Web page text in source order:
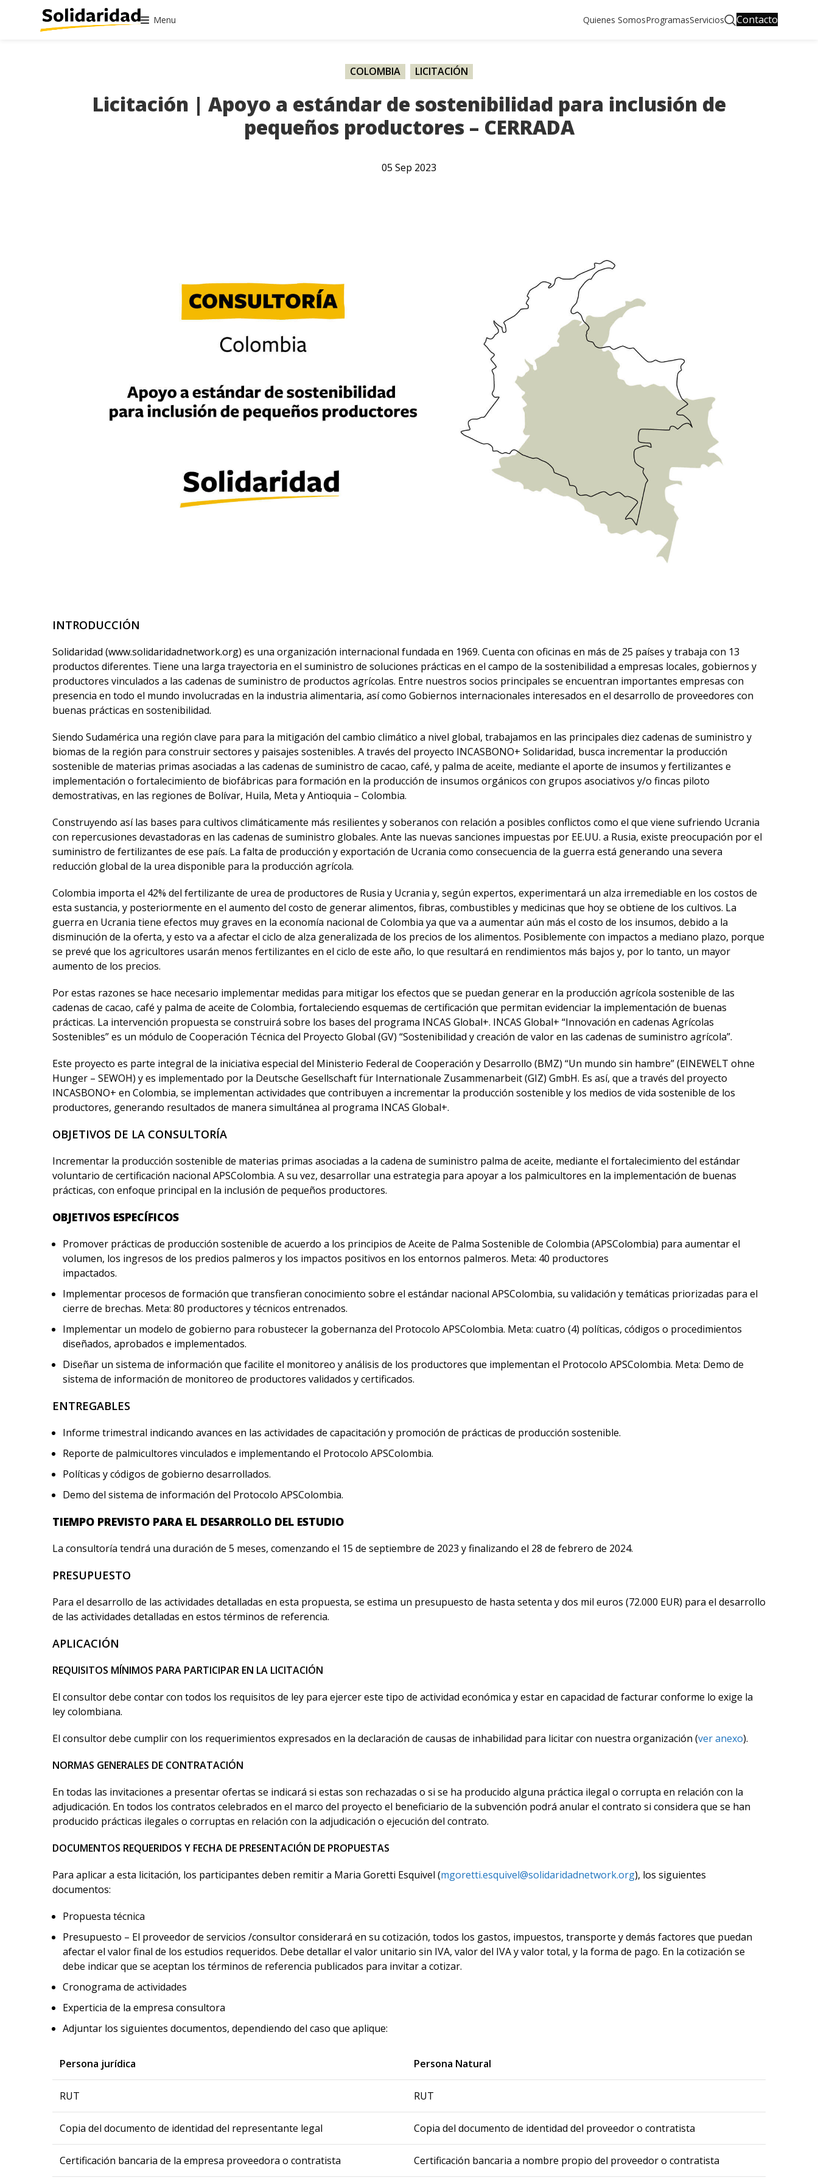
Menu Quienes SomosProgramasServicios Contacto
COLOMBIA LICITACIÓN
Licitación | Apoyo a estándar de sostenibilidad para inclusión de
pequeños productores – CERRADA
05 Sep 2023
INTRODUCCIÓN
Solidaridad (www.solidaridadnetwork.org) es una organización internacional fundada en 1969. Cuenta con oficinas en más de 25 países y trabaja con 13
productos diferentes. Tiene una larga trayectoria en el suministro de soluciones prácticas en el campo de la sostenibilidad a empresas locales, gobiernos y
productores vinculados a las cadenas de suministro de productos agrícolas. Entre nuestros socios principales se encuentran importantes empresas con
presencia en todo el mundo involucradas en la industria alimentaria, así como Gobiernos internacionales interesados en el desarrollo de proveedores con
buenas prácticas en sostenibilidad.
Siendo Sudamérica una región clave para para la mitigación del cambio climático a nivel global, trabajamos en las principales diez cadenas de suministro y
biomas de la región para construir sectores y paisajes sostenibles. A través del proyecto INCASBONO+ Solidaridad, busca incrementar la producción
sostenible de materias primas asociadas a las cadenas de suministro de cacao, café, y palma de aceite, mediante el aporte de insumos y fertilizantes e
implementación o fortalecimiento de biofábricas para formación en la producción de insumos orgánicos con grupos asociativos y/o fincas piloto
demostrativas, en las regiones de Bolívar, Huila, Meta y Antioquia – Colombia.
Construyendo así las bases para cultivos climáticamente más resilientes y soberanos con relación a posibles conflictos como el que viene sufriendo Ucrania
con repercusiones devastadoras en las cadenas de suministro globales. Ante las nuevas sanciones impuestas por EE.UU. a Rusia, existe preocupación por el
suministro de fertilizantes de ese país. La falta de producción y exportación de Ucrania como consecuencia de la guerra está generando una severa
reducción global de la urea disponible para la producción agrícola.
Colombia importa el 42% del fertilizante de urea de productores de Rusia y Ucrania y, según expertos, experimentará un alza irremediable en los costos de
esta sustancia, y posteriormente en el aumento del costo de generar alimentos, fibras, combustibles y medicinas que hoy se obtiene de los cultivos. La
guerra en Ucrania tiene efectos muy graves en la economía nacional de Colombia ya que va a aumentar aún más el costo de los insumos, debido a la
disminución de la oferta, y esto va a afectar el ciclo de alza generalizada de los precios de los alimentos. Posiblemente con impactos a mediano plazo, porque
se prevé que los agricultores usarán menos fertilizantes en el ciclo de este año, lo que resultará en rendimientos más bajos y, por lo tanto, un mayor
aumento de los precios.
Por estas razones se hace necesario implementar medidas para mitigar los efectos que se puedan generar en la producción agrícola sostenible de las
cadenas de cacao, café y palma de aceite de Colombia, fortaleciendo esquemas de certificación que permitan evidenciar la implementación de buenas
prácticas. La intervención propuesta se construirá sobre los bases del programa INCAS Global+. INCAS Global+ “Innovación en cadenas Agrícolas
Sostenibles” es un módulo de Cooperación Técnica del Proyecto Global (GV) “Sostenibilidad y creación de valor en las cadenas de suministro agrícola”.
Este proyecto es parte integral de la iniciativa especial del Ministerio Federal de Cooperación y Desarrollo (BMZ) “Un mundo sin hambre” (EINEWELT ohne
Hunger – SEWOH) y es implementado por la Deutsche Gesellschaft für Internationale Zusammenarbeit (GIZ) GmbH. Es así, que a través del proyecto
INCASBONO+ en Colombia, se implementan actividades que contribuyen a incrementar la producción sostenible y los medios de vida sostenible de los
productores, generando resultados de manera simultánea al programa INCAS Global+.
OBJETIVOS DE LA CONSULTORÍA
Incrementar la producción sostenible de materias primas asociadas a la cadena de suministro palma de aceite, mediante el fortalecimiento del estándar
voluntario de certificación nacional APSColombia. A su vez, desarrollar una estrategia para apoyar a los palmicultores en la implementación de buenas
prácticas, con enfoque principal en la inclusión de pequeños productores.
OBJETIVOS ESPECÍFICOS
Promover prácticas de producción sostenible de acuerdo a los principios de Aceite de Palma Sostenible de Colombia (APSColombia) para aumentar el
volumen, los ingresos de los predios palmeros y los impactos positivos en los entornos palmeros. Meta: 40 productores
impactados.
Implementar procesos de formación que transfieran conocimiento sobre el estándar nacional APSColombia, su validación y temáticas priorizadas para el
cierre de brechas. Meta: 80 productores y técnicos entrenados.
Implementar un modelo de gobierno para robustecer la gobernanza del Protocolo APSColombia. Meta: cuatro (4) políticas, códigos o procedimientos
diseñados, aprobados e implementados.
Diseñar un sistema de información que facilite el monitoreo y análisis de los productores que implementan el Protocolo APSColombia. Meta: Demo de
sistema de información de monitoreo de productores validados y certificados.
ENTREGABLES
Informe trimestral indicando avances en las actividades de capacitación y promoción de prácticas de producción sostenible.
Reporte de palmicultores vinculados e implementando el Protocolo APSColombia.
Políticas y códigos de gobierno desarrollados.
Demo del sistema de información del Protocolo APSColombia.
TIEMPO PREVISTO PARA EL DESARROLLO DEL ESTUDIO
La consultoría tendrá una duración de 5 meses, comenzando el 15 de septiembre de 2023 y finalizando el 28 de febrero de 2024.
PRESUPUESTO
Para el desarrollo de las actividades detalladas en esta propuesta, se estima un presupuesto de hasta setenta y dos mil euros (72.000 EUR) para el desarrollo
de las actividades detalladas en estos términos de referencia.
APLICACIÓN
REQUISITOS MÍNIMOS PARA PARTICIPAR EN LA LICITACIÓN
El consultor debe contar con todos los requisitos de ley para ejercer este tipo de actividad económica y estar en capacidad de facturar conforme lo exige la
ley colombiana.
El consultor debe cumplir con los requerimientos expresados en la declaración de causas de inhabilidad para licitar con nuestra organización (ver anexo).
NORMAS GENERALES DE CONTRATACIÓN
En todas las invitaciones a presentar ofertas se indicará si estas son rechazadas o si se ha producido alguna práctica ilegal o corrupta en relación con la
adjudicación. En todos los contratos celebrados en el marco del proyecto el beneficiario de la subvención podrá anular el contrato si considera que se han
producido prácticas ilegales o corruptas en relación con la adjudicación o ejecución del contrato.
DOCUMENTOS REQUERIDOS Y FECHA DE PRESENTACIÓN DE PROPUESTAS
Para aplicar a esta licitación, los participantes deben remitir a Maria Goretti Esquivel (mgoretti.esquivel@solidaridadnetwork.org), los siguientes
documentos:
Propuesta técnica
Presupuesto – El proveedor de servicios /consultor considerará en su cotización, todos los gastos, impuestos, transporte y demás factores que puedan
afectar el valor final de los estudios requeridos. Debe detallar el valor unitario sin IVA, valor del IVA y valor total, y la forma de pago. En la cotización se
debe indicar que se aceptan los términos de referencia publicados para invitar a cotizar.
Cronograma de actividades
Experticia de la empresa consultora
Adjuntar los siguientes documentos, dependiendo del caso que aplique:
Persona jurídica Persona Natural
RUT RUT
Copia del documento de identidad del representante legal Copia del documento de identidad del proveedor o contratista
Certificación bancaria de la empresa proveedora o contratista Certificación bancaria a nombre propio del proveedor o contratista